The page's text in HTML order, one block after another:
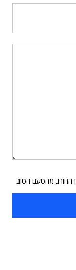
החורג מהטעם הטוב